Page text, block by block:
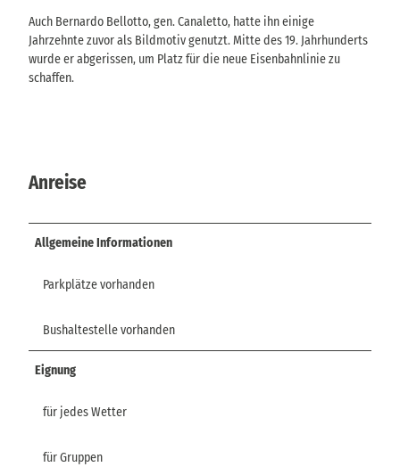
Auch Bernardo Bellotto, gen. Canaletto, hatte ihn einige
Jahrzehnte zuvor als Bildmotiv genutzt. Mitte des 19. Jahrhunderts
wurde er abgerissen, um Platz für die neue Eisenbahnlinie zu
schaffen.
Anreise
Allgemeine Informationen
Parkplätze vorhanden
Bushaltestelle vorhanden
Eignung
für jedes Wetter
für Gruppen